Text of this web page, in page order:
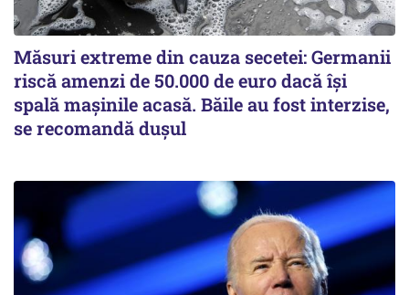
Măsuri extreme din cauza secetei: Germanii
riscă amenzi de 50.000 de euro dacă își
spală mașinile acasă. Băile au fost interzise,
se recomandă dușul